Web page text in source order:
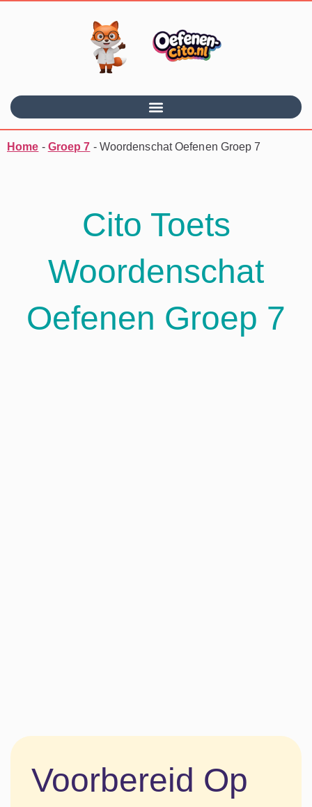
Home - Groep 7 - Woordenschat Oefenen Groep 7
Cito Toets
Woordenschat
Oefenen Groep 7
Voorbereid Op